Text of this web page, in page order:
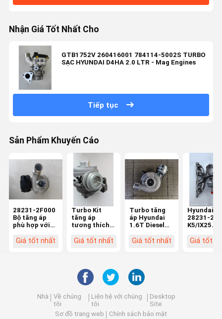
Nhận Giá Tốt Nhất Cho
GTB1752V 260416001 784114-5002S TURBO
SẠC HYUNDAI D4HA 2.0 LTR - Mag Engines
Tiếp tục
Sản Phẩm Khuyến Cáo
28231-2F000
Bộ tăng áp
phù hợp với
2.0 CRDi cho
Giá tốt nhất
Turbo Kit
tăng áp
tương thích
i20 i30 U2
775274
28201-2A710
Turbocharger
Giá tốt nhất
Turbo tăng
áp Hyundai
1.6T Diesel
282012A710
GTB1444V
Giá tốt nhất
Hyundai
28231-
K5/IX25
2G430 X45
Giá tốt
Nhà
Về chúng
tôi
Liên hệ với chúng
tôi
Desktop
Site
Sơ đồ trang web
Chính sách bảo mật